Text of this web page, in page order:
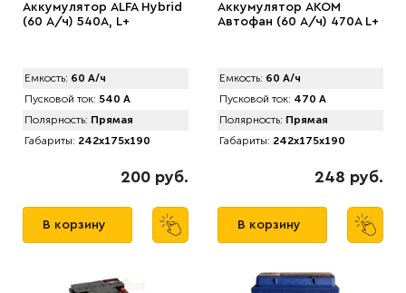
Аккумулятор ALFA Hybrid
(60 А/ч) 540A, L+
Емкость: 60 А/ч
Пусковой ток: 540 А
Полярность: Прямая
Габариты: 242x175x190
200 руб.
В корзину
Аккумулятор AКОМ
Автофан (60 А/ч) 470A L+
Емкость: 60 А/ч
Пусковой ток: 470 А
Полярность: Прямая
Габариты: 242x175x190
248 руб.
В корзину